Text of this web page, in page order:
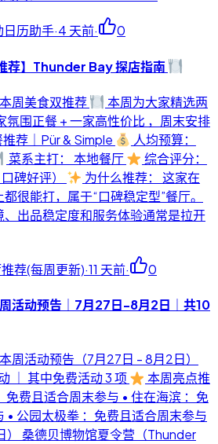
历助手·4 天前· 0
荐】Thunder Bay 探店指南
周美食双推荐
本周为大家精选两
氛围正餐 + 一家高性价比 ，周末安排
推荐｜Pür & Simple
人均预算：
菜系主打： 本地餐厅
综合评分：
碑好评）
为什么推荐： 这家在
很能打，属于“口碑稳定型”餐厅。
、出品稳定度和服务体验通常是拉开
荐(每周更新)·11 天前· 0
活动预告｜7月27日-8月2日｜共10
周活动预告（7月27日 - 8月2日）
｜ 其中免费活动 3 项
本周亮点推
免费且适合周末参与 • 住在海滨 ：免
• 公园太极拳 ：免费且适合周末参与
） 桑德贝博物馆夏令营（Thunder